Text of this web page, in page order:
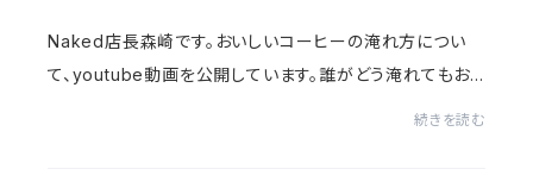
Naked店長森崎です。おいしいコーヒーの淹れ方につい
て、youtube動画を公開しています。誰がどう淹れてもお
続きを読む